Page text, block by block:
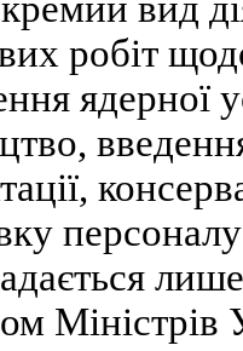
робіт
ядерної